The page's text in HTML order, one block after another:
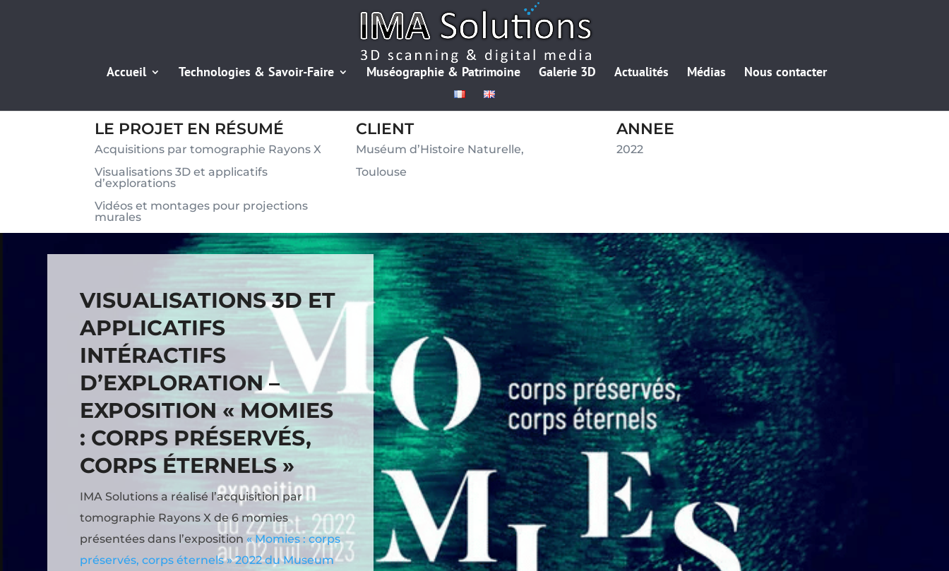
Accueil Technologies & Savoir-Faire Muséographie & Patrimoine Galerie 3D Actualités Médias Nous contacter
LE PROJET EN RÉSUMÉ
Acquisitions par tomographie Rayons X
Visualisations 3D et applicatifs
d’explorations
Vidéos et montages pour projections
murales
CLIENT
Muséum d’Histoire Naturelle,
Toulouse
ANNEE
2022
VISUALISATIONS 3D ET
APPLICATIFS
INTÉRACTIFS
D’EXPLORATION –
EXPOSITION « MOMIES
: CORPS PRÉSERVÉS,
CORPS ÉTERNELS »
IMA Solutions a réalisé l’acquisition par
tomographie Rayons X de 6 momies
présentées dans l’exposition « Momies : corps
préservés, corps éternels » 2022 du Museum